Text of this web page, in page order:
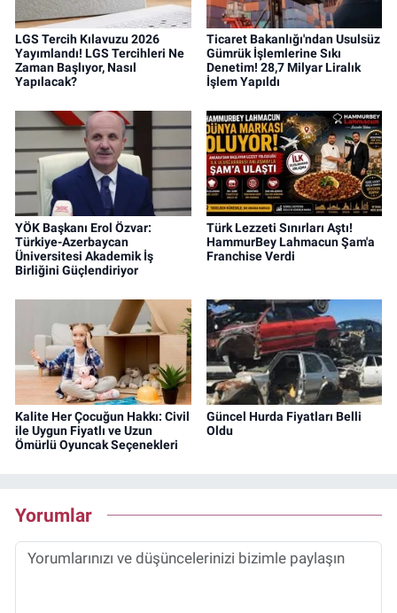
LGS Tercih Kılavuzu 2026
Yayımlandı! LGS Tercihleri Ne
Zaman Başlıyor, Nasıl
Yapılacak?
Ticaret Bakanlığı'ndan Usulsüz
Gümrük İşlemlerine Sıkı
Denetim! 28,7 Milyar Liralık
İşlem Yapıldı
YÖK Başkanı Erol Özvar:
Türkiye-Azerbaycan
Üniversitesi Akademik İş
Birliğini Güçlendiriyor
Türk Lezzeti Sınırları Aştı!
HammurBey Lahmacun Şam'a
Franchise Verdi
Kalite Her Çocuğun Hakkı: Civil
ile Uygun Fiyatlı ve Uzun
Ömürlü Oyuncak Seçenekleri
Güncel Hurda Fiyatları Belli
Oldu
Yorumlar